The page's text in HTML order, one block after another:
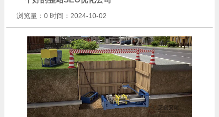
浏览量：0 时间：2024-10-02